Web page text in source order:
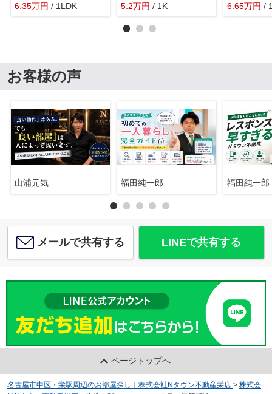
6.35万円 / 1LDK
5.2万円 / 1K
6.65万円 /
お客様の声
山浦元気 福田純一郎 福田純一郎
メールで共有する LINEで共有する
ページトップへ
名古屋市中区・栄駅周辺のお部屋探し｜株式会社Nタウン不動産栄店 > 株式会